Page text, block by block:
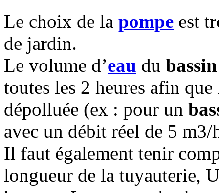
Le choix de la pompe est
de jardin.
Le volume d’eau du bassin
toutes les 2 heures afin que
dépolluée (ex : pour un
avec un débit réel de 5 m3/
Il faut également tenir
longueur de la tuyauterie,